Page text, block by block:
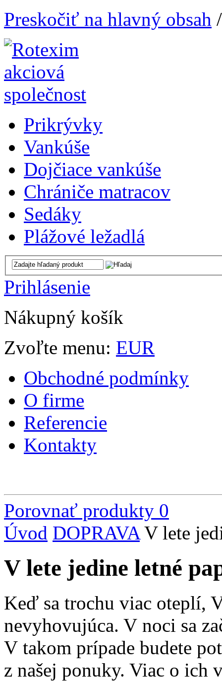
Preskočiť na hlavný obsah
Prikrývky
Vankúše
Dojčiace vankúše
Chrániče matracov
Sedáky
Plážové ležadlá
Prihlásenie
Nákupný košík
Zvoľte menu: EUR
Obchodné podmínky
O firme
Referencie
Kontakty
Porovnať produkty 0
Úvod DOPRAVA V lete
V lete jedine letné
Keď sa trochu viac oteplí,
nevyhovujúca. V noci sa
V takom prípade budete
z našej ponuky. Viac o ich